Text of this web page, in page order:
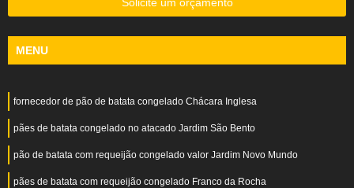
MENU
fornecedor de pão de batata congelado Chácara Inglesa
pães de batata congelado no atacado Jardim São Bento
pão de batata com requeijão congelado valor Jardim Novo Mundo
pães de batata com requeijão congelado Franco da Rocha